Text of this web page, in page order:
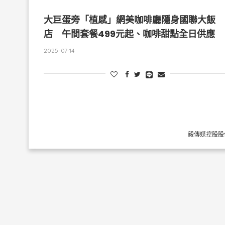
大巨蛋旁「植感」網美咖啡廳隱身國聯大飯
店 午間套餐499元起、咖啡甜點全日供應
2025-07-14
毅傳媒控股